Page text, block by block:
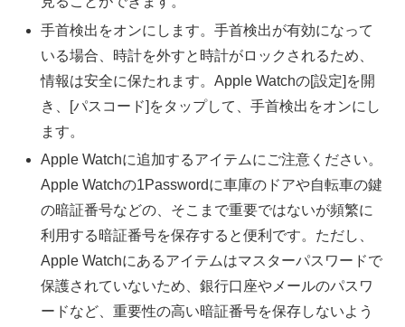
手首検出をオンにします。手首検出が有効になって
いる場合、時計を外すと時計がロックされるため、
情報は安全に保たれます。Apple Watchの[設定]を開
き、[パスコード]をタップして、手首検出をオンにし
ます。
Apple Watchに追加するアイテムにご注意ください。
Apple Watchの1Passwordに車庫のドアや自転車の鍵
の暗証番号などの、そこまで重要ではないが頻繁に
利用する暗証番号を保存すると便利です。ただし、
Apple Watchにあるアイテムはマスターパスワードで
保護されていないため、銀行口座やメールのパスワ
ードなど、重要性の高い暗証番号を保存しないよう